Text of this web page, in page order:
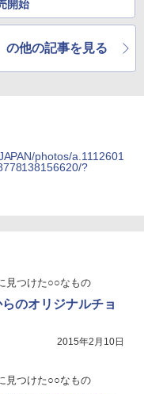
開始
の他の記事を見る
photos/a.1112601
?
見つけた○○なもの
のオリジナルチョ
2015年2月10日
見つけた○○なもの